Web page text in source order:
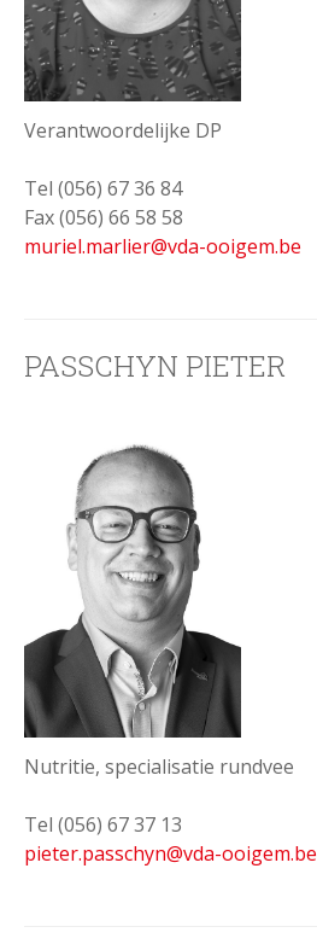
Verantwoordelijke DP
Tel (056) 67 36 84
Fax (056) 66 58 58
muriel.marlier@vda-ooigem.be
PASSCHYN PIETER
Nutritie, specialisatie rundvee
Tel (056) 67 37 13
pieter.passchyn@vda-ooigem.be